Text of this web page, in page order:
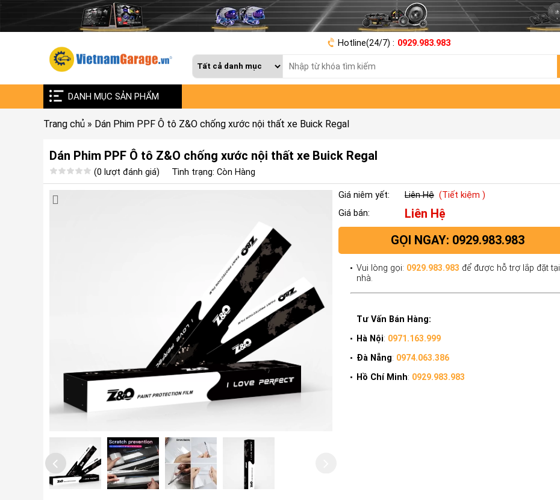
Hotline(24/7) : 0929.983.983
DANH MỤC SẢN PHẨM
Trang chủ » Dán Phim PPF Ô tô Z&O chống xước nội thất xe Buick Regal
Dán Phim PPF Ô tô Z&O chống xước nội thất xe Buick Regal
(0 lượt đánh giá) Tình trạng: Còn Hàng
Giá niêm yết: Liên Hệ (Tiết kiệm )
Giá bán:
Liên Hệ
GỌI NGAY: 0929.983.983
Vui lòng gọi: 0929.983.983 để được hỗ trợ lắp đặt tại
nhà.
Tư Vấn Bán Hàng:
Hà Nội: 0971.163.999
Đà Nẵng: 0974.063.386
Hồ Chí Minh: 0929.983.983